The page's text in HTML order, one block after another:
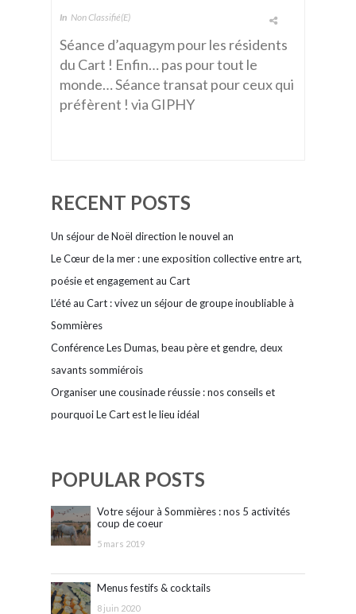
In Non Classifié(e)
Séance d’aquagym pour les résidents
du Cart ! Enfin… pas pour tout le
monde… Séance transat pour ceux qui
préfèrent ! via GIPHY
RECENT POSTS
Un séjour de Noël direction le nouvel an
Le Cœur de la mer : une exposition collective entre art,
poésie et engagement au Cart
L’été au Cart : vivez un séjour de groupe inoubliable à
Sommières
Conférence Les Dumas, beau père et gendre, deux
savants sommiérois
Organiser une cousinade réussie : nos conseils et
pourquoi Le Cart est le lieu idéal
POPULAR POSTS
Votre séjour à Sommières : nos 5 activités
coup de coeur
5 mars 2019
Menus festifs & cocktails
8 juin 2020